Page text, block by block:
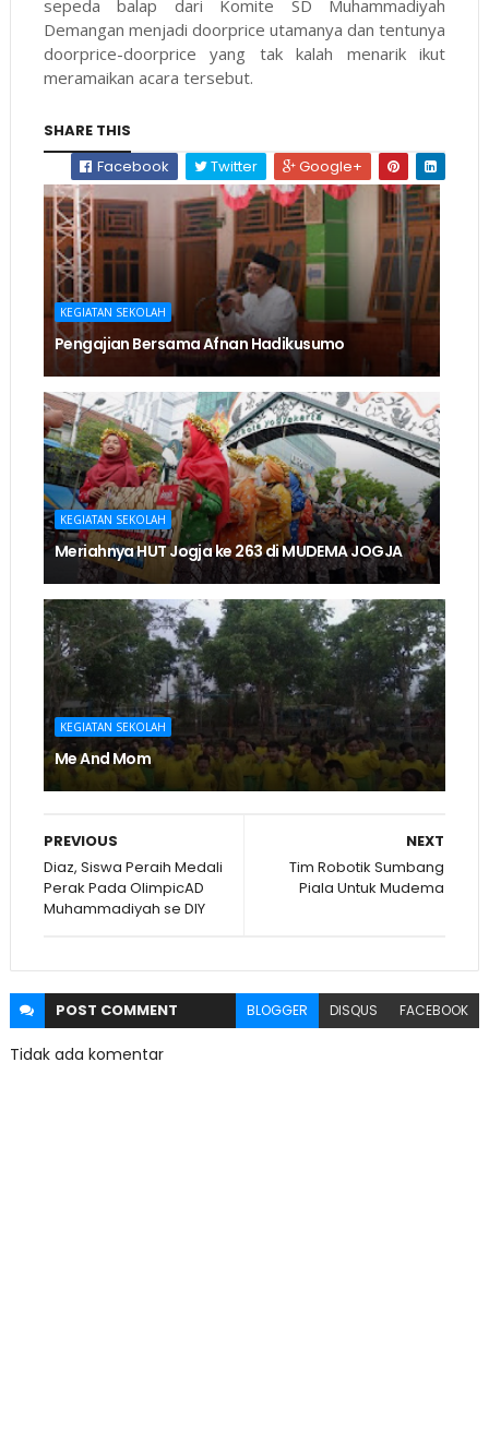
sepeda balap dari Komite SD Muhammadiyah
Demangan menjadi doorprice utamanya dan tentunya
doorprice-doorprice yang tak kalah menarik ikut
meramaikan acara tersebut.
SHARE THIS
Facebook
Twitter Google+
KEGIATAN SEKOLAH
Pengajian Bersama Afnan Hadikusumo
KEGIATAN SEKOLAH
Meriahnya HUT Jogja ke 263 di MUDEMA JOGJA
KEGIATAN SEKOLAH
Me And Mom
NEXT
Tim Robotik Sumbang
Piala Untuk Mudema
PREVIOUS
Diaz, Siswa Peraih Medali
Perak Pada OlimpicAD
Muhammadiyah se DIY
POST COMMENT BLOGGER DISQUS FACEBOOK
Tidak ada komentar